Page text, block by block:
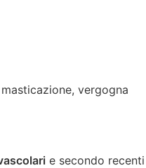
vergogna
e secondo recenti